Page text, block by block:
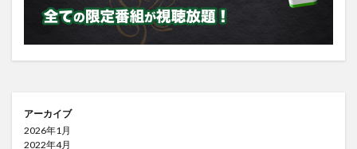
アーカイブ
2026年1月
2022年4月